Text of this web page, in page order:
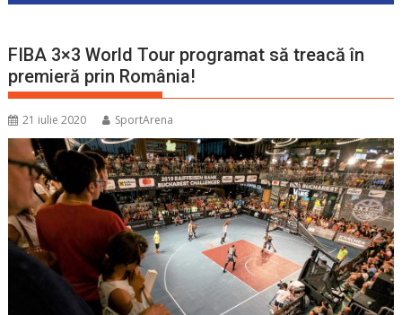
FIBA 3×3 World Tour programat să treacă în
premieră prin România!
21 iulie 2020 SportArena